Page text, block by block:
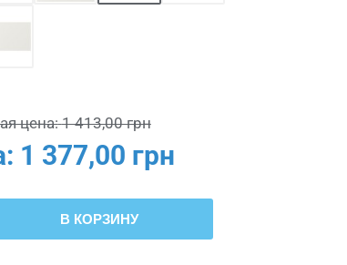
цена: 1 413,00 грн
1 377,00 грн
В КОРЗИНУ